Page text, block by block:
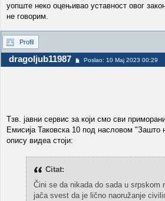
уопште неко оцењивао уставност овог
не говорим.
Profil
dragoljub11987 Poslao: 10 Maj 2023 00:29
Тзв. јавни сервис за који смо сви
Емисија Таковска 10 под насловом "Зашто
опису видеа стоји:
Citat:
Čini se da nikada do sada u srpskom
jača svest da je lično naoružanje